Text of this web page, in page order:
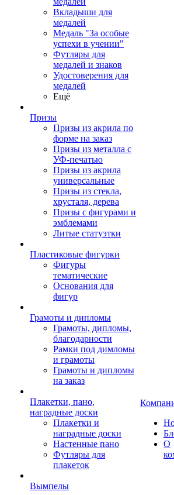
Вкладыши для
медалей
Медаль "За особые
успехи в учении"
Футляры для
медалей и знаков
Удостоверения для
медалей
Ещё
Призы
Призы из акрила по
форме на заказ
Призы из металла с
УФ-печатью
Призы из акрила
универсальные
Призы из стекла,
хрусталя, дерева
Призы с фигурами и
эмблемами
Литые статуэтки
Пластиковые фигурки
Фигуры
тематические
Основания для
фигур
Грамоты и дипломы
Грамоты, дипломы,
благодарности
Рамки под димломы
и грамоты
Грамоты и дипломы
на заказ
Плакетки, пано,
наградные доски
Плакетки и
наградные доски
Настенные пано
Футляры для
плакеток
Вымпелы
О